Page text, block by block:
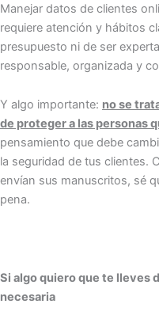
Manejar datos de clientes
requiere atención y hábitos
presupuesto ni de ser
responsable, organizada y
Y algo importante: no se
de proteger a las personas
pensamiento que debe
la seguridad de tus clientes.
envían sus manuscritos, sé
pena.
Si algo quiero que te lleves
necesaria